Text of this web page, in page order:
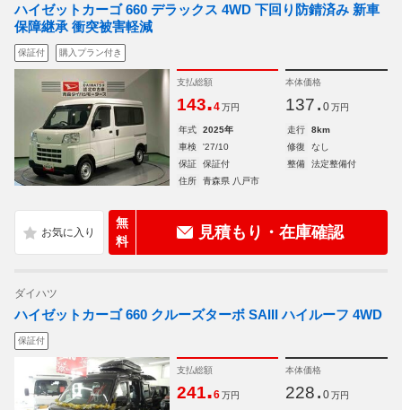
ハイゼットカーゴ 660 デラックス 4WD 下回り防錆済み 新車
保障継承 衝突被害軽減
保証付 購入プラン付き
支払総額
143.4 万円
本体価格
137. 0 万円
年式 2025年 走行
8km
車検
'27/10 修復
なし
保証
保証付 整備
法定整備付
住所
青森県 八戸市
無
料
見積もり・在庫確認
ダイハツ
ハイゼットカーゴ 660 クルーズターボ SAIII ハイルーフ 4WD
保証付
支払総額
241.6 万円
本体価格
228. 0 万円